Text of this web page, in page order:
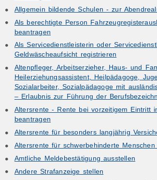
Allgemein bildende Schulen - zur
Als berechtigte Person
beantragen
Als Servicedienstleisterin oder
Geldwäscheaufsicht registrieren
Altenpfleger, Arbeitserzieher, Haus- und
Heilerziehungsassistent, Heilpädagoge,
Sozialarbeiter, Sozialpädagoge mit
– Erlaubnis zur Führung der
Altersrente - Rente bei vorzeitigem Eintritt
beantragen
Altersrente für besonders langjährig
Altersrente für schwerbehinderte Menschen
Amtliche Meldebestätigung ausstellen
Andere Strafanzeige stellen